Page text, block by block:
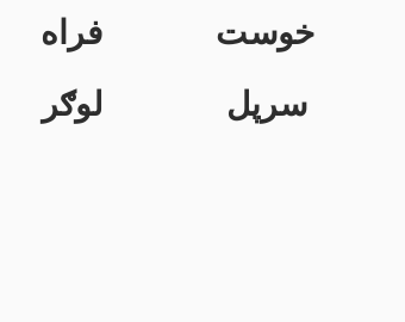
فراه خوست
لوګر سرپل